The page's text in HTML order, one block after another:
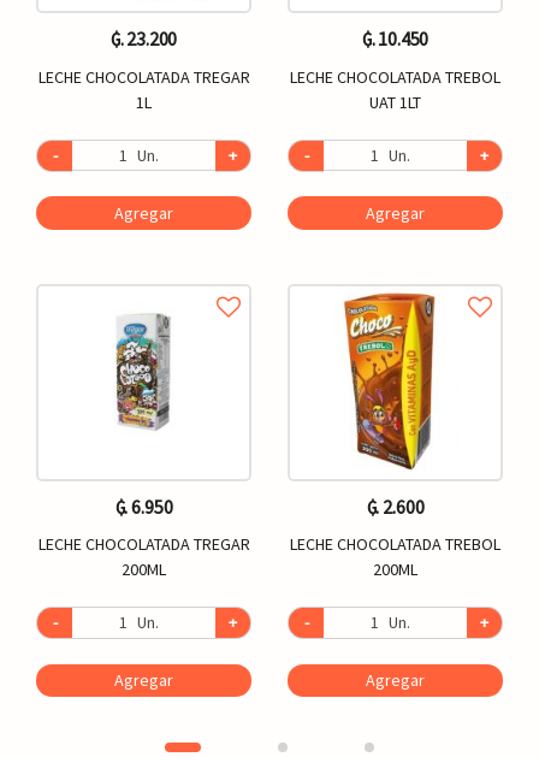
₲. 23.200
LECHE CHOCOLATADA TREGAR
1L
- Un. +
Agregar
₲. 6.950
LECHE CHOCOLATADA TREGAR
200ML
- Un. +
Agregar
₲. 10.450
LECHE CHOCOLATADA TREBOL
UAT 1LT
- Un. +
Agregar
₲. 2.600
LECHE CHOCOLATADA TREBOL
200ML
- Un. +
Agregar